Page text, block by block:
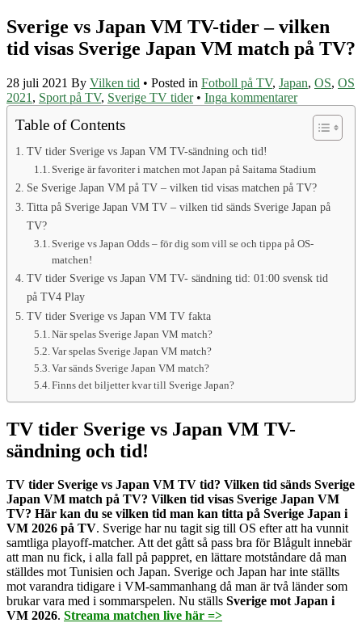
Sverige vs Japan VM TV-tider – vilken
tid visas Sverige Japan VM match på TV?
28 juli 2021 By Vilken tid • Posted in Fotboll på TV, Japan, OS, OS
2021 , Sport på TV, Sverige TV tider• Inga kommentarer
Table of Contents
TV tider Sverige vs Japan VM TV-sändning och tid!
Sverige är favoriter i matchen mot Japan på Saitama Stadium
Se Sverige Japan VM på TV – vilken tid visas matchen på TV?
Titta på Sverige Japan VM TV – vilken tid sänds Sverige Japan på
TV?
Sverige vs Japan Odds – för dig som vill se och tippa på OS-
matchen!
TV tider Sverige vs Japan VM TV- sändning tid: 01:00 svensk tid
på TV4 Play
TV tider Sverige vs Japan VM TV fakta
När spelas Sverige Japan VM match?
Var spelas Sverige Japan VM match?
Var sänds Sverige Japan VM match?
Finns det biljetter kvar till Sverige Japan?
TV tider Sverige vs Japan VM TV-
sändning och tid!
TV tider Sverige vs Japan VM TV tid? Vilken tid sänds Sverige
Japan VM match på TV? Vilken tid visas Sverige Japan VM
TV? Här kan du se vilken tid man kan titta på Sverige Japan i
VM 2026 på TV. Sverige har nu tagit sig till OS efter att ha vunnit
samtliga playoff-matcher. Att det gått så pass bra för Blågult innebär
att man nu fick, i alla fall på pappret, en lättare motståndare då man
ställdes mot Tunisien och Japan. Sverige och Japan har inte ställts
mot varandra tidigare i VM-sammanhang då man är två länder som
brukar vara med i sommarspelen. Nu ställs Sverige mot Japan i
VM 2026. Streama matchen live här =>